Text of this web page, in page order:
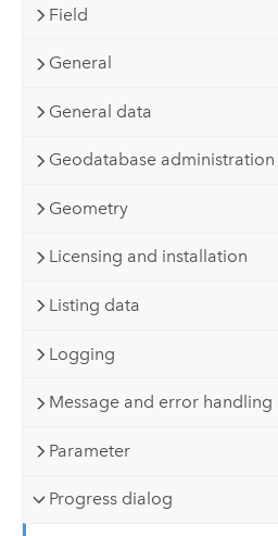
Field
General
General data
Geodatabase administration
Geometry
Licensing and installation
Listing data
Logging
Message and error handling
Parameter
Progress dialog